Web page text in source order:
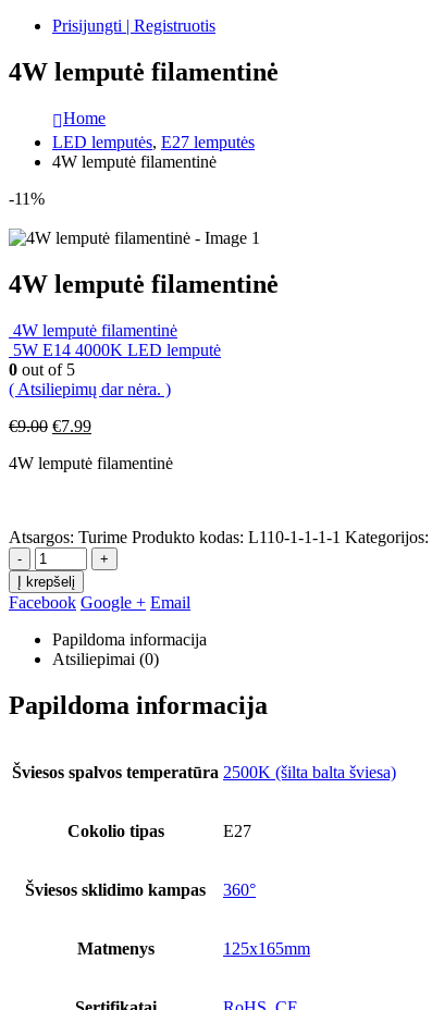
Prisijungti | Registruotis
4W lemputė filamentinė
Home
LED lemputės, E27 lemputės
4W lemputė filamentinė
-11%
4W lemputė filamentinė
4W lemputė filamentinė
5W E14 4000K LED lemputė
0 out of 5
( Atsiliepimų dar nėra. )
€9.00 Original
was:
€7.99Current
is:
4W lemputė filamentinė
Atsargos: Turime Produkto kodas: L110-1-1-1-1 Kategorijos:
-
+
Į krepšelį
Facebook Google + Email
Papildoma informacija
Atsiliepimai (0)
Papildoma informacija
Šviesos spalvos temperatūra 2500K (šilta balta šviesa)
Cokolio tipas E27
Šviesos sklidimo kampas 360°
Matmenys 125x165mm